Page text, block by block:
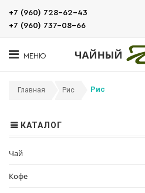
+7 (960) 728-62-43
+7 (960) 737-08-66
МЕНЮ
Главная Рис Рис
КАТАЛОГ
Чай
Кофе